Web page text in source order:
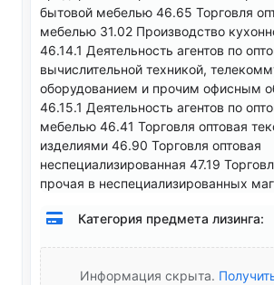
бытовой мебелью 46.65 Торговля
мебелью 31.02 Производство
46.14.1 Деятельность агентов по
вычислительной техникой,
оборудованием и прочим офисным
46.15.1 Деятельность агентов по
мебелью 46.41 Торговля оптовая
изделиями 46.90 Торговля оптовая
неспециализированная 47.19
прочая в неспециализированных
Категория предмета лизинга:
Информация скрыта.